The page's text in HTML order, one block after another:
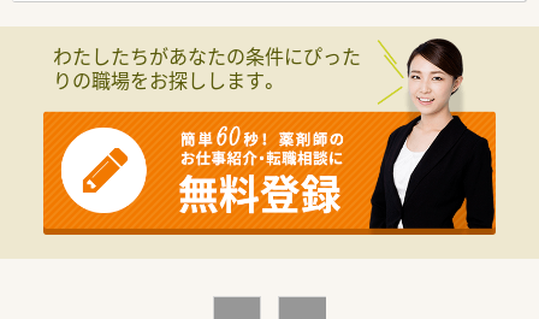
■事業拡大に伴う新規拠点開設のための増員募集となります。
■薬剤師免許をお持ちの方であれば、管理薬剤師としての実務経
験がない方でもご応募いただけます。
■医薬品の品質管理や在庫管理、保管に関する実務経験をお持ち
の方は、即戦力として期待されています。
【想定される業務内容】
■特定の法人様が扱う約40品目の医薬品について、専門知識を
活かした品質管理業務をお任せします。
■医薬品の管理業務に付随する事務作業も担当していただくた
め、デスクワークの時間もございます。
り組める環境が整っています。
わたしたちがあなたの条件にぴった
りの職場をお探しします。